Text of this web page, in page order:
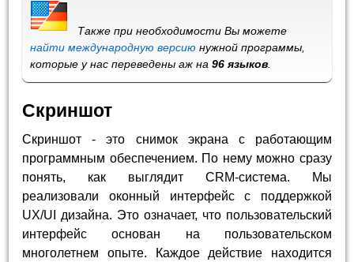
Также при необходимости Вы можете
найти международную версию нужной программы,
которые у нас переведены аж на96 языков
Скриншот
Скриншот - это снимок экрана с работающим
программным обеспечением. По нему можно сразу
понять, как выглядит CRM-система. Мы
реализовали оконный интерфейс с поддержкой
UX/UI дизайна. Это означает, что пользовательский
интерфейс основан на пользовательском
многолетнем опыте. Каждое действие находится